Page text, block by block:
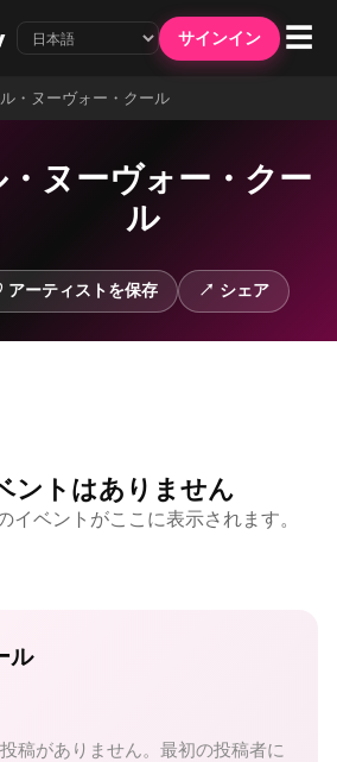
サインイン ☰
ル・ヌーヴォー・クール
ヌーヴォー・クー
ル
ーティストを保存 ↗ シェア
ントはありません
イベントがここに表示されます。
ル
稿がありません。最初の投稿者に